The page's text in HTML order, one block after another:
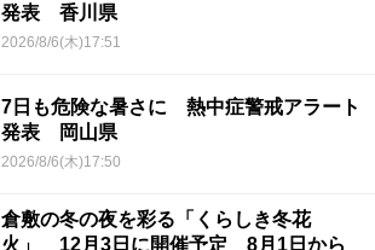
発表 香川県
2026/8/6(木)17:51
7日も危険な暑さに 熱中症警戒アラート
発表 岡山県
2026/8/6(木)17:50
倉敷の冬の夜を彩る「くらしき冬花
火」 12月3日に開催予定 8月1日から